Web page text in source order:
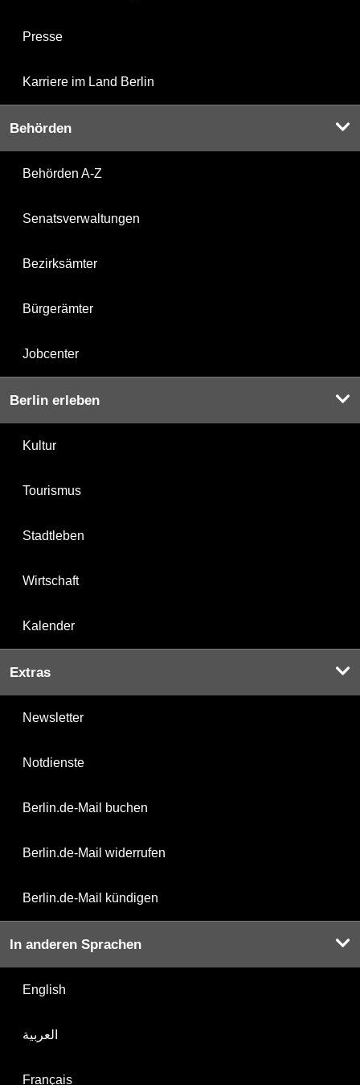
Presse
Karriere im Land Berlin
Behörden
Behörden A-Z
Senatsverwaltungen
Bezirksämter
Bürgerämter
Jobcenter
Berlin erleben
Kultur
Tourismus
Stadtleben
Wirtschaft
Kalender
Extras
Newsletter
Notdienste
Berlin.de-Mail buchen
Berlin.de-Mail widerrufen
Berlin.de-Mail kündigen
In anderen Sprachen
English
العربية
Français